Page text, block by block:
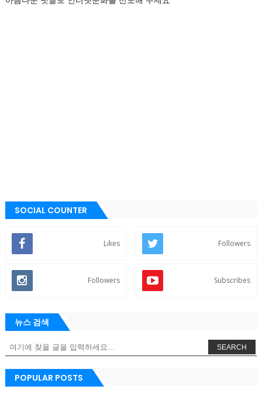
SOCIAL COUNTER
Likes Followers
Followers Subscribes
뉴스 검색
SEARCH
POPULAR POSTS